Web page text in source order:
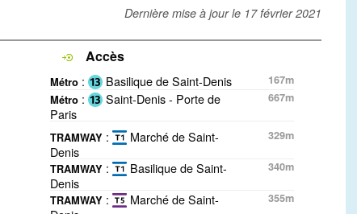
Dernière mise à jour le 17 février 2021
Accès
Métro : Basilique de Saint-Denis
167m
Métro :
Saint-Denis - Porte de
Paris
667m
TRAMWAY :
Marché de Saint-
Denis
329m
TRAMWAY :
Basilique de Saint-
Denis
340m
TRAMWAY :
Marché de Saint-
355m